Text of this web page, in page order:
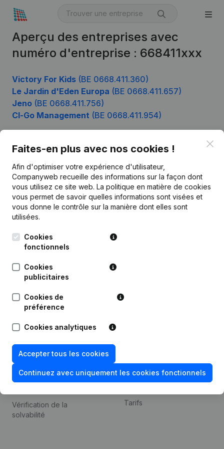
Aperçu des entreprises avec
numéro d'entreprise : 668411xxx
Victory For Kids (BE 0668.411.360)
Le Jardin d'Eden Europa (BE 0668.411.657)
Jeno (BE 0668.411.756)
Cl-Go Management (BE 0668.411.954)
Faites-en plus avec nos cookies !
Afin d'optimiser votre expérience d'utilisateur,
Companyweb recueille des informations sur la façon dont
vous utilisez ce site web. La politique en matière de cookies
vous permet de savoir quelles informations sont visées et
vous donne le contrôle sur la manière dont elles sont
utilisées.
Cookies
fonctionnels
Cookies
publicitaires
Cookies de
préférence
Cookies analytiques
Accepter tous les cookies
Continuez avec uniquement les cookies fonctionnels
Français
Leuvensesteenweg
248D,
Produit
Informations d’entreprise
Monitoring
Recherche internationale
Thème
de la fraude
Consulter des comptes
annuels
Recherche de numéro de
Vérification de la
solvabilité
Contact
Tarifs